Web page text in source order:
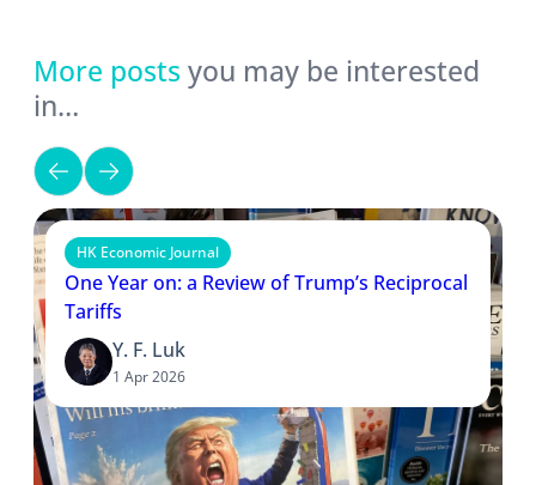
More posts you may be interested
in…
HK Economic Journal
One Year on: a Review of Trump’s Reciprocal
Tariffs
Y. F. Luk
1 Apr 2026